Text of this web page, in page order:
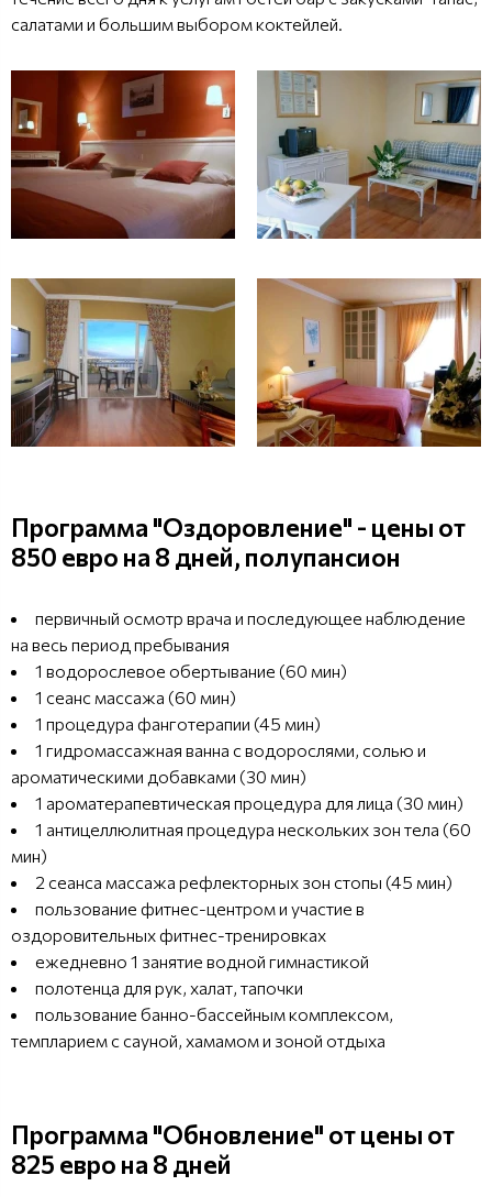
салатами и большим выбором коктейлей.
Программа "Оздоровление" - цены от
850 евро на 8 дней, полупансион
первичный осмотр врача и последующее наблюдение
на весь период пребывания
1 водорослевое обертывание (60 мин)
1 сеанс массажа (60 мин)
1 процедура фанготерапии (45 мин)
1 гидромассажная ванна с водорослями, солью и
ароматическими добавками (30 мин)
1 ароматерапевтическая процедура для лица (30 мин)
1 антицеллюлитная процедура нескольких зон тела (60
мин)
2 сеанса массажа рефлекторных зон стопы (45 мин)
пользование фитнес-центром и участие в
оздоровительных фитнес-тренировках
ежедневно 1 занятие водной гимнастикой
полотенца для рук, халат, тапочки
пользование банно-бассейным комплексом,
темпларием с сауной, хамамом и зоной отдыха
Программа "Обновление" от цены от
825 евро на 8 дней